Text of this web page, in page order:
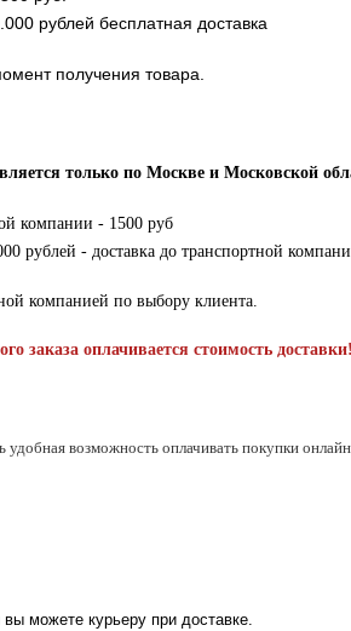
рублей бесплатная доставка
получения товара.
только по Москве и Московской
компании - 1500 руб
рублей - доставка до транспортной
компанией по выбору клиента.
заказа оплачивается стоимость доставки!
удобная возможность оплачивать покупки
можете курьеру при доставке.